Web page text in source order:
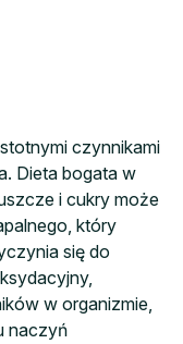
czynnikami
Dieta bogata w
i cukry może
który
się do
w organizmie,
naczyń